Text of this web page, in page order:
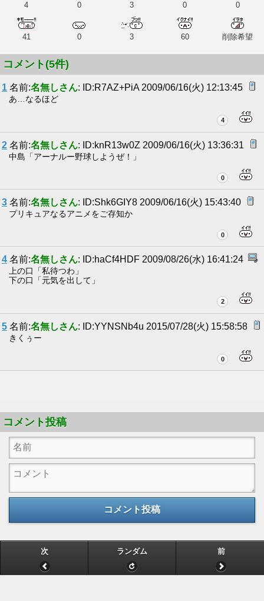
4 0 3 0 0
41 0 3 60 削除希望
コメント(5件)
1 名前:名無しさん: ID:R7AZ+PiA 2009/06/16(火) 12:13:45
あ…なるほど
4
2 名前:名無しさん: ID:knR13w0Z 2009/06/16(火) 13:36:31
中島「アーナルー野球しようぜ！」
0
3 名前:名無しさん: ID:Shk6GIY8 2009/06/16(火) 15:43:40
プリキュアなるアニメをご存知か
0
4 名前:名無しさん: ID:haCf4HDF 2009/08/26(水) 16:41:24
上の口「私待つわ」
下の口「元気を出して」
2
5 名前:名無しさん: ID:YYNSNb4u 2015/07/28(火) 15:58:58
きくぅー
0
コメント投稿
コメント投稿
次 ランダム 前